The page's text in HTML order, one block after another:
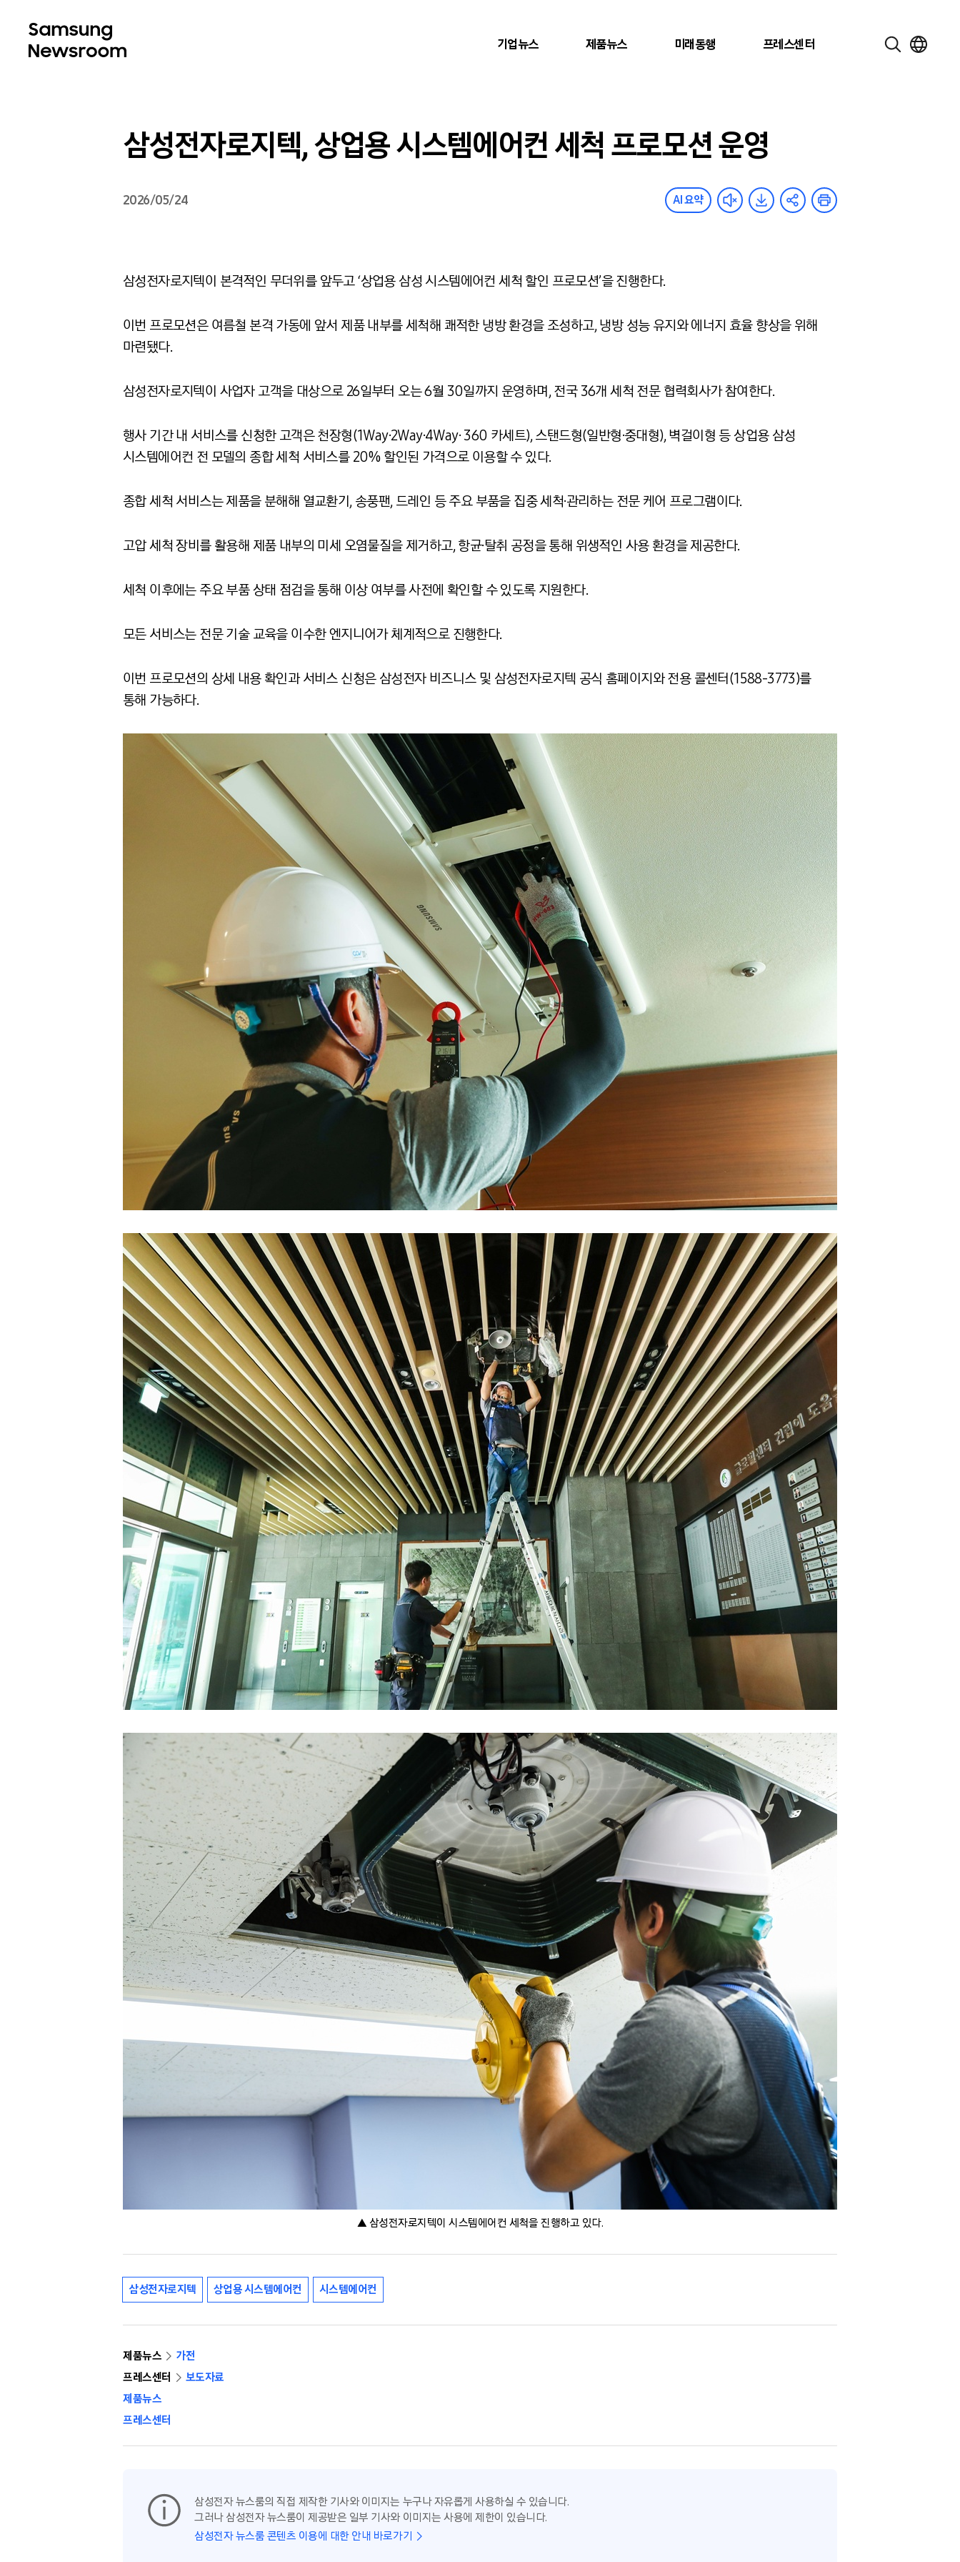
기업뉴스 제품뉴스 미래동행 프레스센터
삼성전자로지텍, 상업용 시스템에어컨 세척 프로모션 운영
2026/05/24 AI 요약
삼성전자로지텍이 본격적인 무더위를 앞두고 ‘상업용 삼성 시스템에어컨 세척 할인 프로모션’을 진행한다.
이번 프로모션은 여름철 본격 가동에 앞서 제품 내부를 세척해 쾌적한 냉방 환경을 조성하고, 냉방 성능 유지와 에너지 효율 향상을 위해
마련됐다.
삼성전자로지텍이 사업자 고객을 대상으로 26일부터 오는 6월 30일까지 운영하며, 전국 36개 세척 전문 협력회사가 참여한다.
행사 기간 내 서비스를 신청한 고객은 천장형(1Way·2Way·4Way· 360 카세트), 스탠드형(일반형·중대형), 벽걸이형 등 상업용 삼성
시스템에어컨 전 모델의 종합 세척 서비스를 20% 할인된 가격으로 이용할 수 있다.
종합 세척 서비스는 제품을 분해해 열교환기, 송풍팬, 드레인 등 주요 부품을 집중 세척·관리하는 전문 케어 프로그램이다.
고압 세척 장비를 활용해 제품 내부의 미세 오염물질을 제거하고, 항균·탈취 공정을 통해 위생적인 사용 환경을 제공한다.
세척 이후에는 주요 부품 상태 점검을 통해 이상 여부를 사전에 확인할 수 있도록 지원한다.
모든 서비스는 전문 기술 교육을 이수한 엔지니어가 체계적으로 진행한다.
이번 프로모션의 상세 내용 확인과 서비스 신청은 삼성전자 비즈니스 및 삼성전자로지텍 공식 홈페이지와 전용 콜센터(1588-3773)를
통해 가능하다.
▲ 삼성전자로지텍이 시스템에어컨 세척을 진행하고 있다.
삼성전자로지텍 상업용 시스템에어컨 시스템에어컨
제품뉴스
가전
프레스센터
보도자료
제품뉴스
프레스센터
삼성전자 뉴스룸의 직접 제작한 기사와 이미지는 누구나 자유롭게 사용하실 수 있습니다.
그러나 삼성전자 뉴스룸이 제공받은 일부 기사와 이미지는 사용에 제한이 있습니다.
삼성전자 뉴스룸 콘텐츠 이용에 대한 안내 바로가기